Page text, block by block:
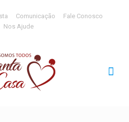
Comunicação
Fale Conosco
Nos Ajude